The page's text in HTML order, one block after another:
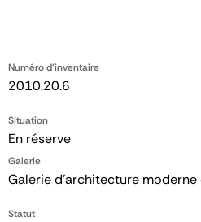
Numéro d'inventaire
2010.20.6
Situation
En réserve
Galerie
Galerie d'architecture
Statut